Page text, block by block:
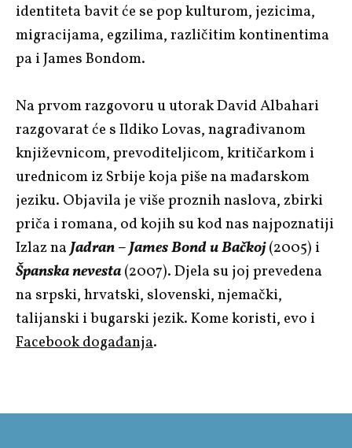
identiteta bavit će se pop kulturom, jezicima,
migracijama, egzilima, različitim kontinentima
pa i James Bondom.
Na prvom razgovoru u utorak David Albahari
razgovarat će s Ildiko Lovas, nagrađivanom
književnicom, prevoditeljicom, kritičarkom i
urednicom iz Srbije koja piše na mađarskom
jeziku. Objavila je više proznih naslova, zbirki
priča i romana, od kojih su kod nas najpoznatiji
Izlaz naJadran – James Bond u Bačkoj(2005) i
Španska nevesta(2007). Djela su joj prevedena
na srpski, hrvatski, slovenski, njemački,
talijanski i bugarski jezik. Kome koristi, evo i
Facebook događanja.